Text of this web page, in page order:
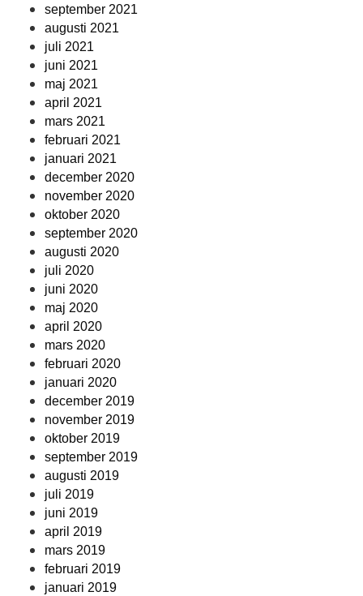
september 2021
augusti 2021
juli 2021
juni 2021
maj 2021
april 2021
mars 2021
februari 2021
januari 2021
december 2020
november 2020
oktober 2020
september 2020
augusti 2020
juli 2020
juni 2020
maj 2020
april 2020
mars 2020
februari 2020
januari 2020
december 2019
november 2019
oktober 2019
september 2019
augusti 2019
juli 2019
juni 2019
april 2019
mars 2019
februari 2019
januari 2019